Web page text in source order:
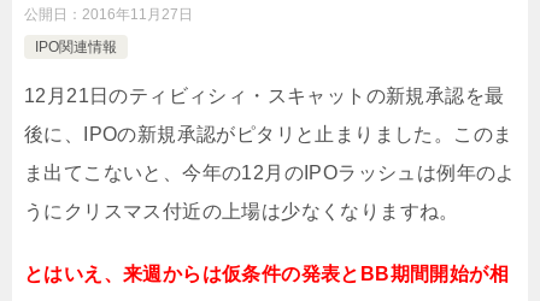
公開日： 2016年11月27日
IPO関連情報
12月21日のティビィシィ・スキャットの新規承認を最
後に、IPOの新規承認がピタリと止まりました。このま
ま出てこないと、今年の12月のIPOラッシュは例年のよ
うにクリスマス付近の上場は少なくなりますね。
とはいえ、来週からは仮条件の発表とBB期間開始が相